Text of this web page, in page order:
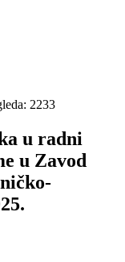
2233
u radni
u Zavod